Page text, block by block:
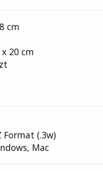
cm
20 cm
Format (.3w)
Mac